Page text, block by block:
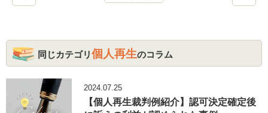
同じカテゴリ個人再生のコラム
2024.07.25
【個人再生裁判例紹介】認可決定確定後